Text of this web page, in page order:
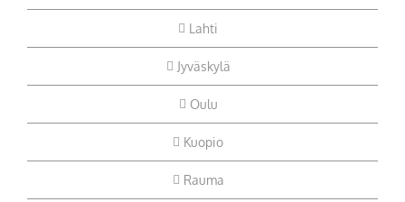
Lahti
Jyväskylä
Oulu
Kuopio
Rauma